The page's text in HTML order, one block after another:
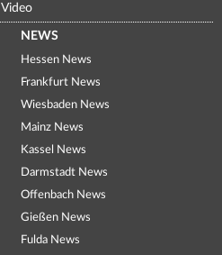
Video
NEWS
Hessen News
Frankfurt News
Wiesbaden News
Mainz News
Kassel News
Darmstadt News
Offenbach News
Gießen News
Fulda News